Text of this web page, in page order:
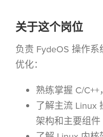
关于这个岗位
负责 FydeOS 操作
优化：
熟练掌握 C/
了解主流 Linux
架构和主要组件